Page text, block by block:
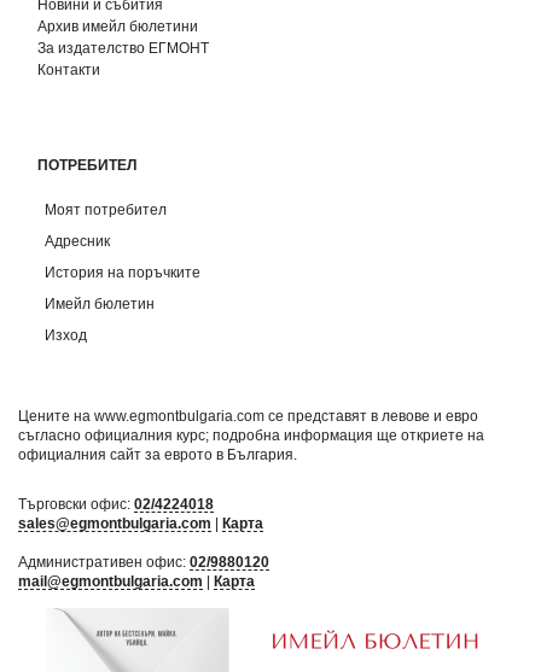
Новини и събития
Архив имейл бюлетини
За издателство ЕГМОНТ
Контакти
ПОТРЕБИТЕЛ
Моят потребител
Адресник
История на поръчките
Имейл бюлетин
Изход
Цените на www.egmontbulgaria.com се представят в левове и евро
съгласно официалния курс; подробна информация ще откриете на
официалния сайт за еврото в България
Търговски офис: 02/4224018
sales@egmontbulgaria.com
Карта
Административен офис: 02/9880120
mail@egmontbulgaria.com
Карта